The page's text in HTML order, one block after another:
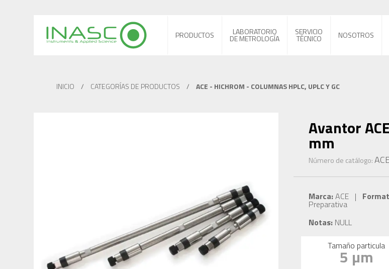
PRODUCTOS LABORATORIO
DE METROLOGÍA
SERVICIO
TÉCNICO NOSOTROS
INICIO / CATEGORÍAS DE PRODUCTOS / ACE - HICHROM - COLUMNAS HPLC, UPLC Y GC
Avantor
mm
Número de catálogo:
Marca:ACE |
Preparativa
Notas:NULL
Tamaño particula
5 µm